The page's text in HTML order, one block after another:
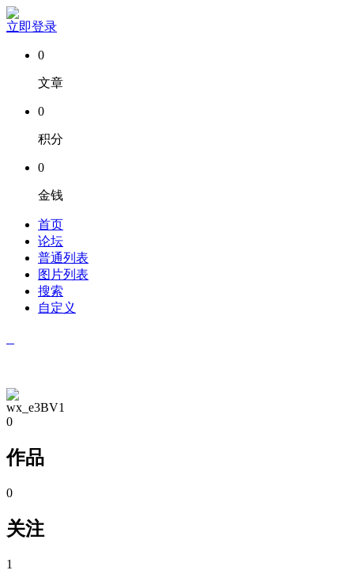
立即登录
0
文章
0
积分
0
金钱
首页
论坛
普通列表
图片列表
搜索
自定义
wx_e3BV1
0
作品
0
关注
1